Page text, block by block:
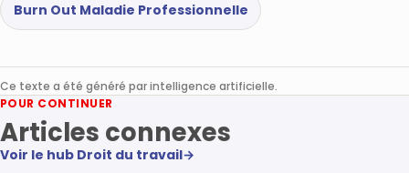
Burn Out Maladie Professionnelle
Ce texte a été généré par intelligence artificielle.
POUR CONTINUER
Articles connexes
Voir le hub Droit du travail→